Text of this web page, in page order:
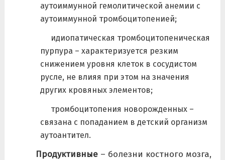
аутоиммунной гемолитической анемии с
аутоиммунной тромбоцитопенией;
идиопатическая тромбоцитопеническая
пурпура – характеризуется резким
снижением уровня клеток в сосудистом
русле, не влияя при этом на значения
других кровяных элементов;
тромбоцитопения новорожденных –
связана с попаданием в детский организм
аутоантител.
Продуктивные – болезни костного мозга,